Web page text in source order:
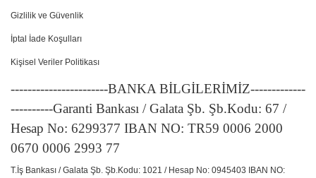
Gizlilik ve Güvenlik
İptal İade Koşulları
Kişisel Veriler Politikası
-----------------------BANKA BİLGİLERİMİZ-------------
----------Garanti Bankası / Galata Şb. Şb.Kodu: 67 /
Hesap No: 6299377 IBAN NO: TR59 0006 2000
0670 0006 2993 77
T.İş Bankası / Galata Şb. Şb.Kodu: 1021 / Hesap No: 0945403 IBAN NO: